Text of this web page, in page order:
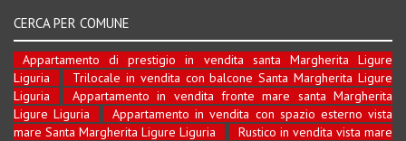
CERCA PER COMUNE
Appartamento di prestigio in vendita santa Margherita Ligure
Liguria
Trilocale in vendita con balcone Santa Margherita Ligure
Liguria
Appartamento in vendita fronte mare santa Margherita
Ligure Liguria
Appartamento in vendita con spazio esterno vista
mare Santa Margherita Ligure Liguria
Rustico in vendita vista mare